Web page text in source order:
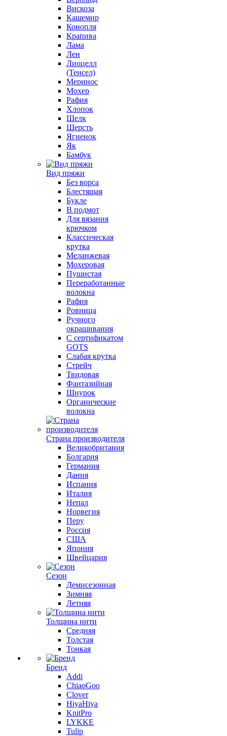
Вискоза
Кашемир
Конопля
Крапива
Лама
Лен
Лиоцелл
(Тенсел)
Меринос
Мохер
Рафия
Хлопок
Шелк
Шерсть
Ягненок
Як
Бамбук
Вид пряжи
Без ворса
Блестящая
Букле
В подмот
Для вязания
крючком
Классическая
крутка
Меланжевая
Мохеровая
Пушистая
Переработанные
волокна
Рафия
Ровница
Ручного
окрашивания
С сертификатом
GOTS
Слабая крутка
Стрейч
Твидовая
Фантазийная
Шнурок
Органические
волокна
Страна производителя
Великобритания
Болгария
Германия
Дания
Испания
Италия
Непал
Норвегия
Перу
Россия
США
Япония
Швейцария
Сезон
Демисезонная
Зимняя
Летняя
Толщина нити
Средняя
Толстая
Тонкая
Бренд
Addi
ChiaoGoo
Clover
HiyaHiya
KnitPro
LYKKE
Tulip